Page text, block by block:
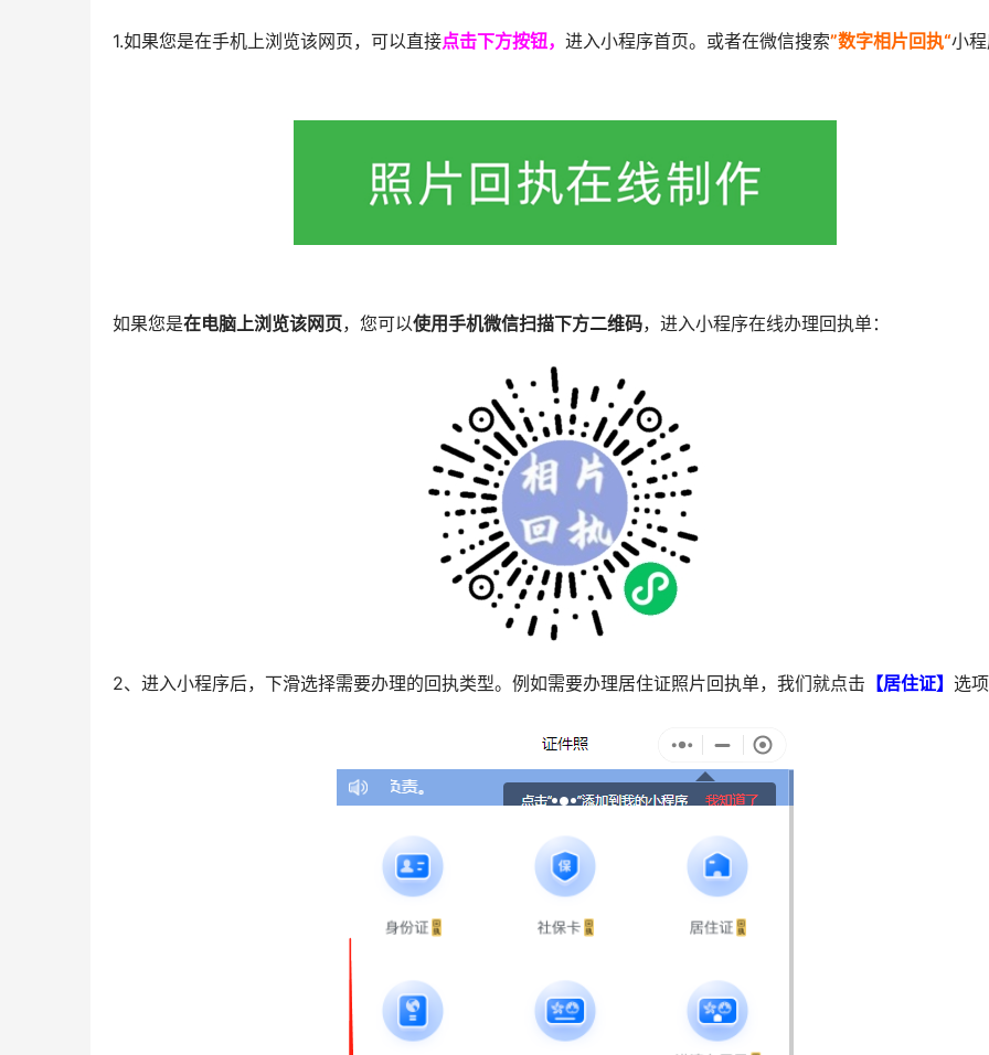
1.如果您是在手机上浏览该网页，可以直接点击下方按钮， 进入小程序首页。或者在微信搜索”数字相片回执“小
如果您是在电脑上浏览该网页，您可以使用手机微信扫描下方二维码，进入小程序在线办理回执单：
2、进入小程序后，下滑选择需要办理的回执类型。例如需要办理居住证照片回执单，我们就点击 【居住证】 选